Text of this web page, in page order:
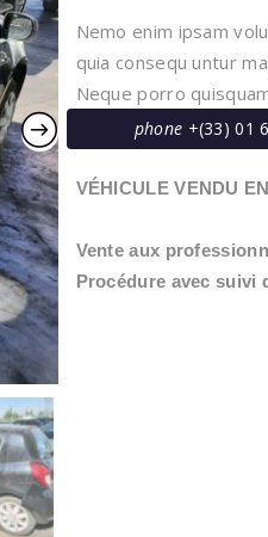
Nemo enim ipsam
quia consequ untur
Neque porro
phone +(33) 01
VÉHICULE VENDU
Vente aux
Procédure avec suivi